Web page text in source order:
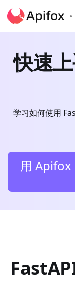
快速
学习如何使用
用 Apifox